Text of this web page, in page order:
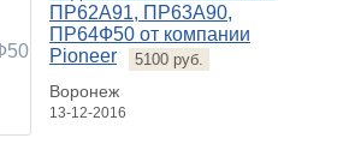
ПР62А91, ПР63А90,
ПР64Ф50 от компании
Pioneer
5100 руб.
Воронеж
13-12-2016